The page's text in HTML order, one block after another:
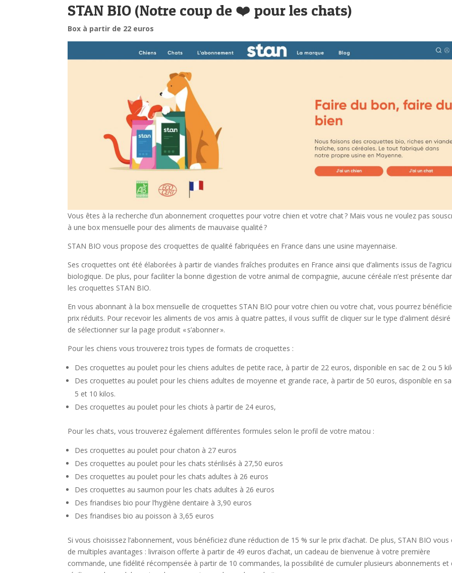
STAN BIO (Notre coup de ❤️ pour les chats)
Box à partir de 22 euros
Vous êtes à la recherche d’un abonnement croquettes pour votre chien et votre chat ? Mais vous ne voulez pas
à une box mensuelle pour des aliments de mauvaise qualité ?
STAN BIO vous propose des croquettes de qualité fabriquées en France dans une usine mayennaise.
Ses croquettes ont été élaborées à partir de viandes fraîches produites en France ainsi que d’aliments issus de
biologique. De plus, pour faciliter la bonne digestion de votre animal de compagnie, aucune céréale n’est présente
les croquettes STAN BIO.
En vous abonnant à la box mensuelle de croquettes STAN BIO pour votre chien ou votre chat, vous pourrez
prix réduits. Pour recevoir les aliments de vos amis à quatre pattes, il vous suffit de cliquer sur le type d’aliment
de sélectionner sur la page produit « s’abonner ».
Pour les chiens vous trouverez trois types de formats de croquettes :
Des croquettes au poulet pour les chiens adultes de petite race, à partir de 22 euros, disponible en sac de 2 ou 5
Des croquettes au poulet pour les chiens adultes de moyenne et grande race, à partir de 50 euros, disponible en
5 et 10 kilos.
Des croquettes au poulet pour les chiots à partir de 24 euros,
Pour les chats, vous trouverez également différentes formules selon le profil de votre matou :
Des croquettes au poulet pour chaton à 27 euros
Des croquettes au poulet pour les chats stérilisés à 27,50 euros
Des croquettes au poulet pour les chats adultes à 26 euros
Des croquettes au saumon pour les chats adultes à 26 euros
Des friandises bio pour l’hygiène dentaire à 3,90 euros
Des friandises bio au poisson à 3,65 euros
Si vous choisissez l’abonnement, vous bénéficiez d’une réduction de 15 % sur le prix d’achat. De plus, STAN BIO
de multiples avantages : livraison offerte à partir de 49 euros d’achat, un cadeau de bienvenue à votre première
commande, une fidélité récompensée à partir de 10 commandes, la possibilité de cumuler plusieurs abonnements et